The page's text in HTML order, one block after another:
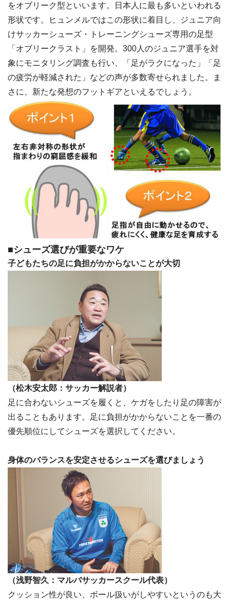
をオブリーク型といいます。日本人に最も多いといわれる
形状です。ヒュンメルではこの形状に着目し、ジュニア向
けサッカーシューズ・トレーニングシューズ専用の足型
「オブリークラスト」を開発。300人のジュニア選手を対
象にモニタリング調査も行い、「足がラクになった」「足
の疲労が軽減された」などの声が多数寄せられました。ま
さに、新たな発想のフットギアといえるでしょう。
■シューズ選びが重要なワケ
子どもたちの足に負担がかからないことが大切
（松木安太郎：サッカー解説者）
足に合わないシューズを履くと、ケガをしたり足の障害が
出ることもあります。足に負担がかからないことを一番の
優先順位にしてシューズを選択してください。
身体のバランスを安定させるシューズを選びましょう
（浅野智久：マルバサッカースクール代表）
クッション性が良い、ボール扱いがしやすいというのも大